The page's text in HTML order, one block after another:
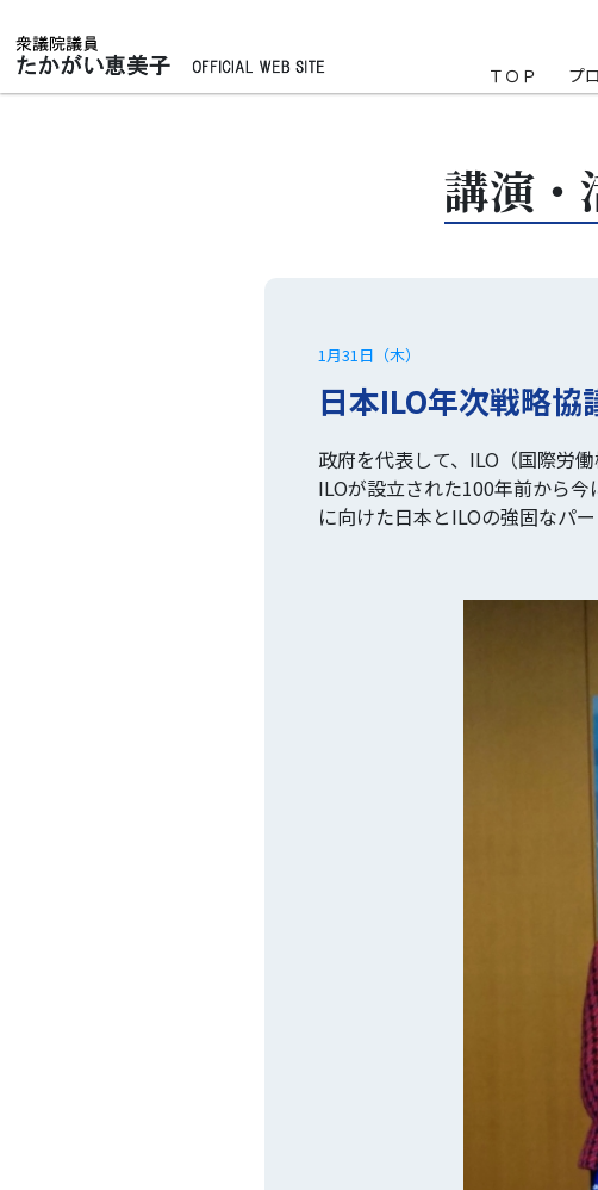
ＴＯＰ プ
講演・
1月31日（木）
日本ILO年次戦略協
政府を代表して、ILO（国際労
ILOが設立された100年前から
に向けた日本とILOの強固なパ